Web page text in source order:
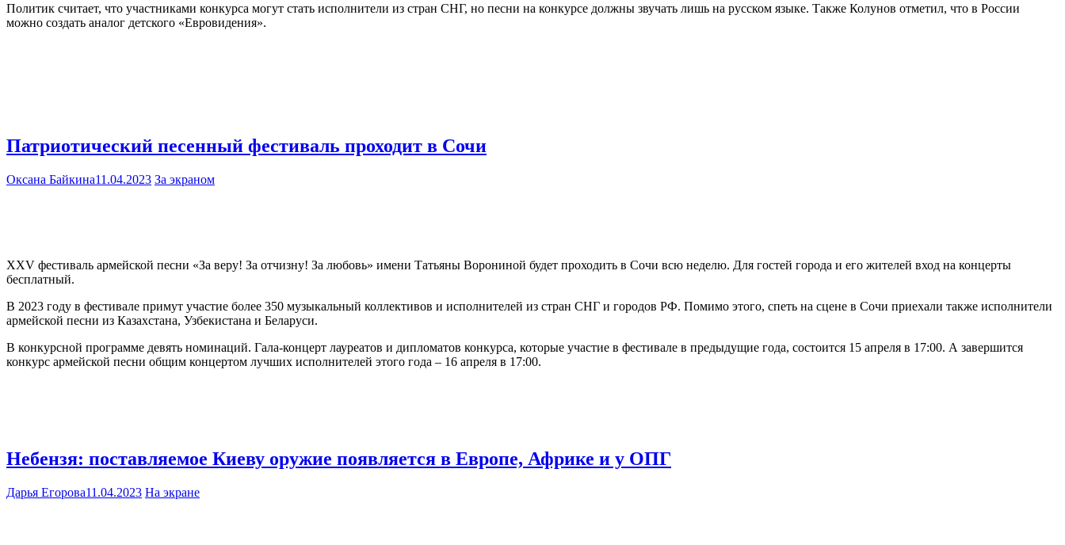
Политик считает, что участниками конкурса могут стать исполнители из стран СНГ, но песни на конкурсе должны звучать лишь на русском языке. Также Колунов отметил, что в России
можно создать аналог детского «Евровидения».
Патриотический песенный фестиваль проходит в Сочи
Оксана Байкина11.04.2023 За экраном
XXV фестиваль армейской песни «За веру! За отчизну! За любовь» имени Татьяны Ворониной будет проходить в Сочи всю неделю. Для гостей города и его жителей вход на концерты
бесплатный.
В 2023 году в фестивале примут участие более 350 музыкальный коллективов и исполнителей из стран СНГ и городов РФ. Помимо этого, спеть на сцене в Сочи приехали также исполнители
армейской песни из Казахстана, Узбекистана и Беларуси.
В конкурсной программе девять номинаций. Гала-концерт лауреатов и дипломатов конкурса, которые участие в фестивале в предыдущие года, состоится 15 апреля в 17:00. А завершится
конкурс армейской песни общим концертом лучших исполнителей этого года – 16 апреля в 17:00.
Небензя: поставляемое Киеву оружие появляется в Европе, Африке и у ОПГ
Дарья Егорова11.04.2023 На экране